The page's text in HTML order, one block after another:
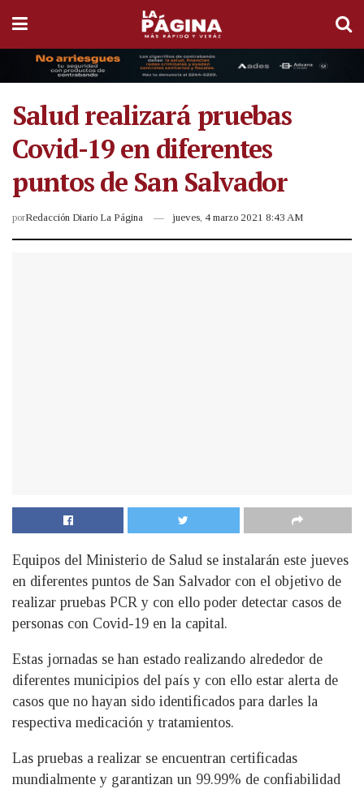
Salud realizará pruebas
Covid-19 en diferentes
puntos de San Salvador
porRedacción Diario La Página jueves, 4 marzo 2021 8:43 AM
Equipos del Ministerio de Salud se instalarán este jueves
en diferentes puntos de San Salvador con el objetivo de
realizar pruebas PCR y con ello poder detectar casos de
personas con Covid-19 en la capital.
Estas jornadas se han estado realizando alrededor de
diferentes municipios del país y con ello estar alerta de
casos que no hayan sido identificados para darles la
respectiva medicación y tratamientos.
Las pruebas a realizar se encuentran certificadas
mundialmente y garantizan un 99.99% de confiabilidad